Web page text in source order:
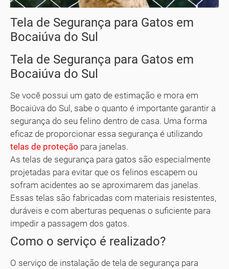
Tela de Segurança para Gatos em
Bocaiúva do Sul
Tela de Segurança para Gatos em
Bocaiúva do Sul
Se você possui um gato de estimação e mora em
Bocaiúva do Sul, sabe o quanto é importante garantir a
segurança do seu felino dentro de casa. Uma forma
eficaz de proporcionar essa segurança é utilizando
telas de proteção para janelas.
As telas de segurança para gatos são especialmente
projetadas para evitar que os felinos escapem ou
sofram acidentes ao se aproximarem das janelas.
Essas telas são fabricadas com materiais resistentes,
duráveis e com aberturas pequenas o suficiente para
impedir a passagem dos gatos.
Como o serviço é realizado?
O serviço de instalação de tela de segurança para